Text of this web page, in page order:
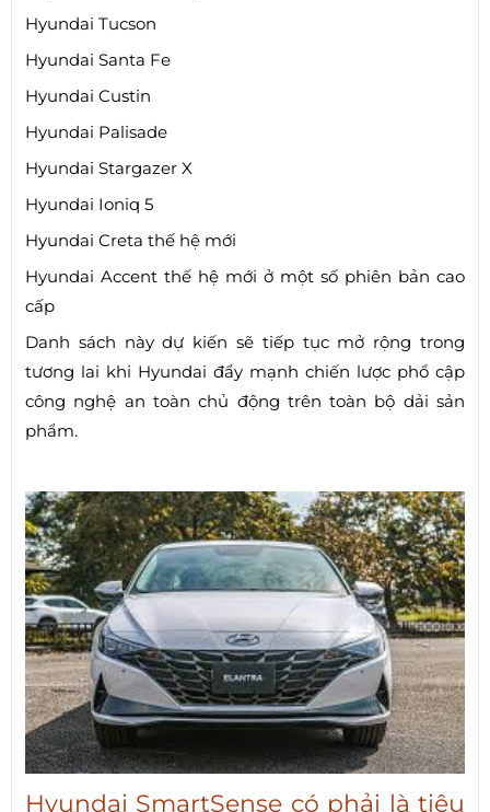
Hyundai Tucson
Hyundai Santa Fe
Hyundai Custin
Hyundai Palisade
Hyundai Stargazer X
Hyundai Ioniq 5
Hyundai Creta thế hệ mới
Hyundai Accent thế hệ mới ở một số phiên bản cao
cấp
Danh sách này dự kiến sẽ tiếp tục mở rộng trong
tương lai khi Hyundai đẩy mạnh chiến lược phổ cập
công nghệ an toàn chủ động trên toàn bộ dải sản
phẩm.
Hyundai SmartSense có phải là tiêu